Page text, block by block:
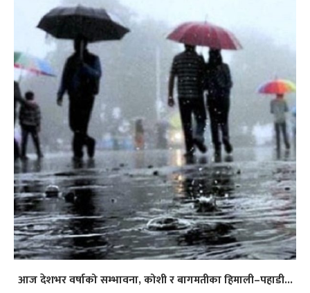
आज देशभर वर्षाको सम्भावना, कोशी र बागमतीका हिमाली–पहाडी...